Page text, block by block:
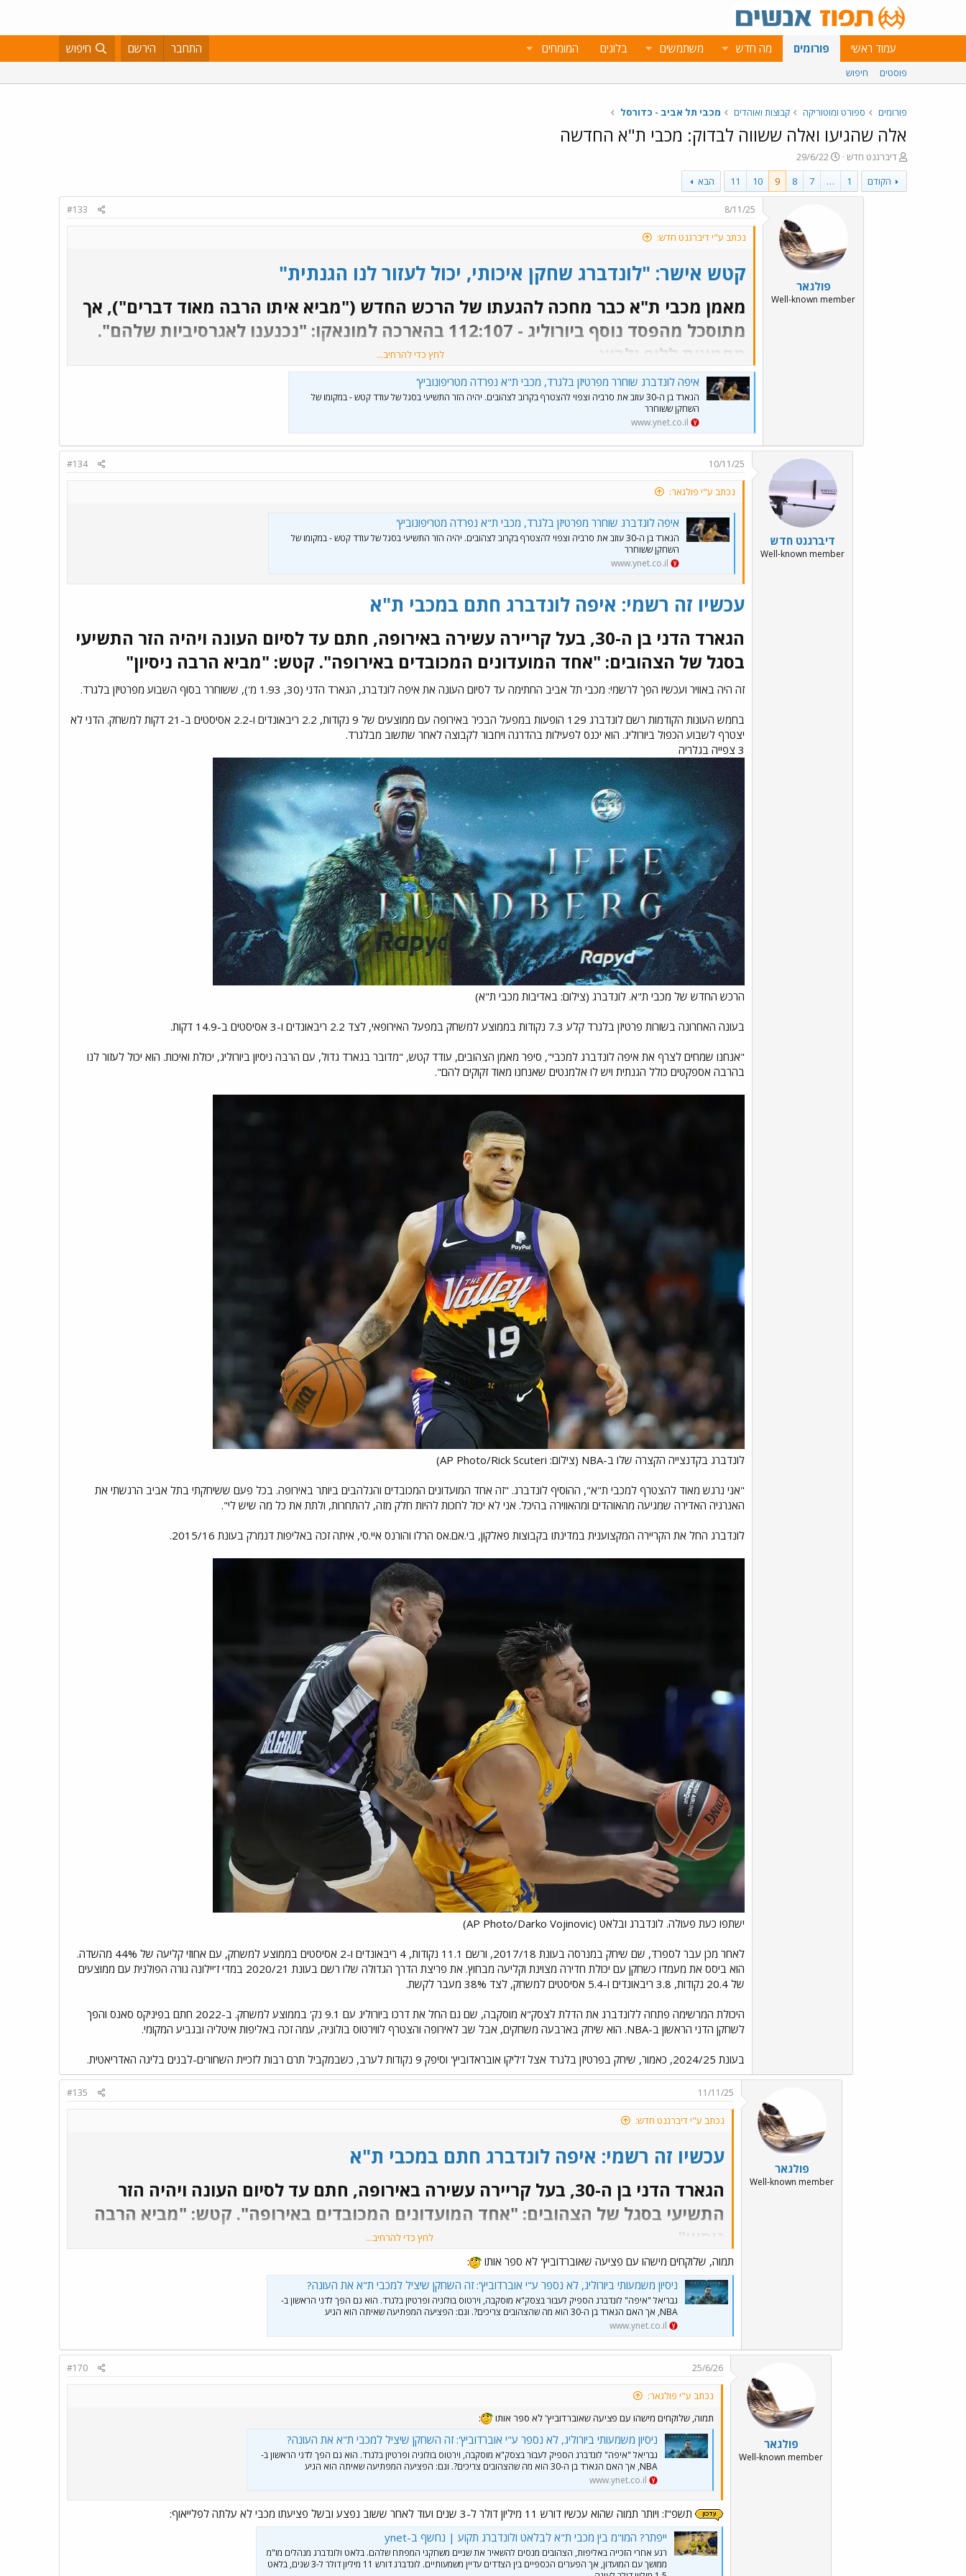
עמוד ראשי פורומים מה חדש משתמשים בלוגים המומחים התחבר הירשם חיפוש
פוסטים חיפוש
פורומים ספורט ומוטוריקה קבוצות ואוהדים מכבי תל אביב - כדורסל
אלה שהגיעו ואלה ששווה לבדוק: מכבי ת"א החדשה
פ
ו
ת
ח
דיברגנט חדש
פ
ו
ר
ס
ר
י
ך
29/6/22
הקודם
1
…
7
8
9
10
11 הבא
פולגאר
Well-known member
8/11/25
#133
נכתב ע"י דיברגנט חדש:
קטש אישר: "לונדברג שחקן איכותי, יכול לעזור לנו הגנתית"
מאמן מכבי ת"א כבר מחכה להגעתו של הרכש החדש ("מביא איתו הרבה מאוד דברים"), אך
מתוסכל מהפסד נוסף ביורוליג - 112:107 בהארכה למונאקו: "נכנענו לאגרסיביות שלהם".
מחמאות לליף ולביא​
לחץ כדי להרחיב...
איפה לונדברג שוחרר מפרטיזן בלגרד, מכבי ת"א נפרדה מטריפונוביץ'
הגארד בן ה-30 עוזב את סרביה וצפוי להצטרף בקרוב לצהובים. יהיה הזר התשיעי בסגל של עודד קטש - במקומו של
השחקן ששוחרר
www.ynet.co.il
דיברגנט חדש
Well-known member
10/11/25
#134
נכתב ע"י פולגאר:
איפה לונדברג שוחרר מפרטיזן בלגרד, מכבי ת"א נפרדה מטריפונוביץ'
הגארד בן ה-30 עוזב את סרביה וצפוי להצטרף בקרוב לצהובים. יהיה הזר התשיעי בסגל של עודד קטש - במקומו של
השחקן ששוחרר
www.ynet.co.il
עכשיו זה רשמי: איפה לונדברג חתם במכבי ת"א
הגארד הדני בן ה-30, בעל קריירה עשירה באירופה, חתם עד לסיום העונה ויהיה הזר התשיעי
בסגל של הצהובים: "אחד המועדונים המכובדים באירופה". קטש: "מביא הרבה ניסיון"​
זה היה באוויר ועכשיו הפך לרשמי: מכבי תל אביב החתימה עד לסיום העונה את איפה לונדברג, הגארד הדני (30, 1.93 מ'), ששוחרר בסוף השבוע מפרטיזן בלגרד.
בחמש העונות הקודמות רשם לונדברג 129 הופעות במפעל הבכיר באירופה עם ממוצעים של 9 נקודות, 2.2 ריבאונדים ו-2.2 אסיסטים ב-21 דקות למשחק. הדני לא
יצטרף לשבוע הכפול ביורוליג. הוא יכנס לפעילות בהדרגה ויחבור לקבוצה לאחר שתשוב מבלגרד.
3 צפייה בגלריה
הרכש החדש של מכבי ת"א. לונדברג (צילום: באדיבות מכבי ת"א)
בעונה האחרונה בשורות פרטיזן בלגרד קלע 7.3 נקודות בממוצע למשחק במפעל האירופאי, לצד 2.2 ריבאונדים ו-3 אסיסטים ב-14.9 דקות.
"אנחנו שמחים לצרף את איפה לונדברג למכבי", סיפר מאמן הצהובים, עודד קטש, "מדובר בגארד גדול, עם הרבה ניסיון ביורוליג, יכולת ואיכות. הוא יכול לעזור לנו
בהרבה אספקטים כולל הגנתית ויש לו אלמנטים שאנחנו מאוד זקוקים להם".
לונדברג בקדנצייה הקצרה שלו ב-NBA (צילום: AP Photo/Rick Scuteri)
"אני נרגש מאוד להצטרף למכבי ת"א", ההוסיף לונדברג. "זה אחד המועדונים המכובדים והנלהבים ביותר באירופה. בכל פעם ששיחקתי בתל אביב הרגשתי את
האנרגיה האדירה שמגיעה מהאוהדים ומהאווירה בהיכל. אני לא יכול לחכות להיות חלק מזה, להתחרות, ולתת את כל מה שיש לי".
לונדברג החל את הקריירה המקצוענית במדינתו בקבוצות פאלקון, בי.אם.אס הרלו והורנס איי.סי, איתה זכה באליפות דנמרק בעונת 2015/16.
ישתפו כעת פעולה. לונדברג ובלאט (AP Photo/Darko Vojinovic)
לאחר מכן עבר לספרד, שם שיחק במנרסה בעונת 2017/18, ורשם 11.1 נקודות, 4 ריבאונדים ו-2 אסיסטים בממוצע למשחק, עם אחוזי קליעה של 44% מהשדה.
הוא ביסס את מעמדו כשחקן עם יכולת חדירה מצוינת וקליעה מבחוץ. את פריצת הדרך הגדולה שלו רשם בעונת 2020/21 במדי ז’יילונה גורה הפולנית עם ממוצעים
של 20.4 נקודות, 3.8 ריבאונדים ו-5.4 אסיסטים למשחק, לצד 38% מעבר לקשת.
היכולת המרשימה פתחה ללונדברג את הדלת לצסק"א מוסקבה, שם גם החל את דרכו ביורוליג עם 9.1 נק' בממוצע למשחק. ב-2022 חתם בפיניקס סאנס והפך
לשחקן הדני הראשון ב-NBA. הוא שיחק בארבעה משחקים, אבל שב לאירופה והצטרף לווירטוס בולוניה, עמה זכה באליפות איטליה ובגביע המקומי.
בעונת 2024/25, כאמור, שיחק בפרטיזן בלגרד אצל ז'ליקו אובראדוביץ' וסיפק 9 נקודות לערב, כשבמקביל תרם רבות לזכיית השחורים-לבנים בליגה האדריאטית.
פולגאר
Well-known member
11/11/25
#135
נכתב ע"י דיברגנט חדש:
עכשיו זה רשמי: איפה לונדברג חתם במכבי ת"א
הגארד הדני בן ה-30, בעל קריירה עשירה באירופה, חתם עד לסיום העונה ויהיה הזר
התשיעי בסגל של הצהובים: "אחד המועדונים המכובדים באירופה". קטש: "מביא הרבה
ניסיון"​
זה היה באוויר ועכשיו הפך לרשמי: מכבי תל אביב החתימה עד לסיום העונה את איפה לונדברג, הגארד הדני (30, 1.93 מ'), ששוחרר בסוף השבוע מפרטיזן בלגרד.
הכפול ביורוליג. הוא יכנס לפעילות בהדרגה ויחבור לקבוצה לאחר שתשוב מבלגרד.
הרכש החדש של מכבי ת"א. לונדברג (צילום: באדיבות מכבי ת"א)
לחץ כדי להרחיב...
תמוה, שלוקחים מישהו עם פציעה שאוברדוביץ' לא ספר אותו
:
ניסיון משמעותי ביורוליג, לא נספר ע"י אוברדוביץ': זה השחקן שיציל למכבי ת"א את העונה?
גבריאל "איפה" לונדברג הספיק לעבור בצסק"א מוסקבה, וירטוס בולוניה ופרטיזן בלגרד. הוא גם הפך לדני הראשון ב-
NBA, אך האם הגארד בן ה-30 הוא מה שהצהובים צריכים?. וגם: הפציעה המפתיעה שאיתה הוא הגיע
www.ynet.co.il
פולגאר
Well-known member
25/6/26
#170
נכתב ע"י פולגאר:
תמוה, שלוקחים מישהו עם פציעה שאוברדוביץ' לא ספר אותו
:
ניסיון משמעותי ביורוליג, לא נספר ע"י אוברדוביץ': זה השחקן שיציל למכבי ת"א את העונה?
גבריאל "איפה" לונדברג הספיק לעבור בצסק"א מוסקבה, וירטוס בולוניה ופרטיזן בלגרד. הוא גם הפך לדני הראשון ב-
NBA, אך האם הגארד בן ה-30 הוא מה שהצהובים צריכים?. וגם: הפציעה המפתיעה שאיתה הוא הגיע
www.ynet.co.il
תשפ"ז: ויותר תמוה שהוא עכשיו דורש 11 מיליון דולר ל-3 שנים ועוד לאחר ששוב נפצע ובשל פציעתו מכבי לא עלתה לפלייאוף:
ייפתר? המו"מ בין מכבי ת"א לבלאט ולונדברג תקוע | נחשף ב-ynet
רגע אחרי הזכייה באליפות, הצהובים מנסים להשאיר את שניים משחקני המפתח שלהם. בלאט ולונדברג מנהלים מו"מ
ממושך עם המועדון, אך הפערים הכספיים בין הצדדים עדיין משמעותיים. לונדברג דורש 11 מיליון דולר ל-3 שנים, בלאט